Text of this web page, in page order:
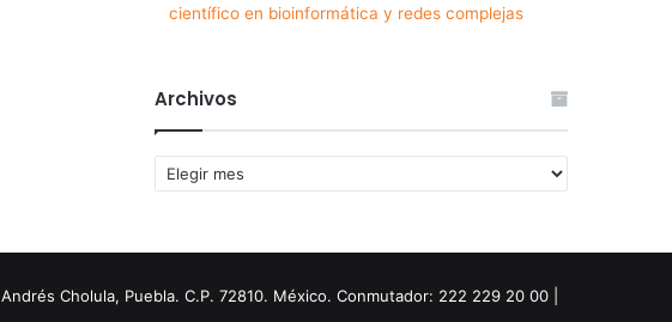
científico en bioinformática y redes complejas
Archivos
Archivos
Cholula, Puebla. C.P. 72810. México. Conmutador: 222 229 20 00 |